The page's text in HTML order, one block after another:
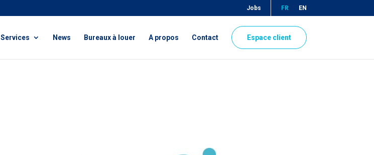
Jobs EN
FR
Services News Bureaux à louer A propos Contact Espace client